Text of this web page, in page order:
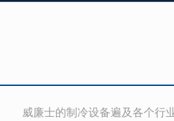
威廉士的制冷设备遍及各个行